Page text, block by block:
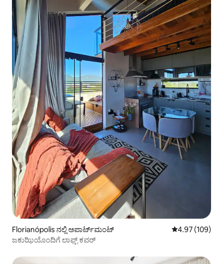
Florianópolis ನಲ್ಲಿ ಅಪಾರ್ಟ್‌ಮಂಟ್ 5 ರಲ್ಲಿ 4.97
4.97 (109)
ಜಕುಝಿಯೊಂದಿಗೆ ಲಾಫ್ಟ್ ಕವರ್